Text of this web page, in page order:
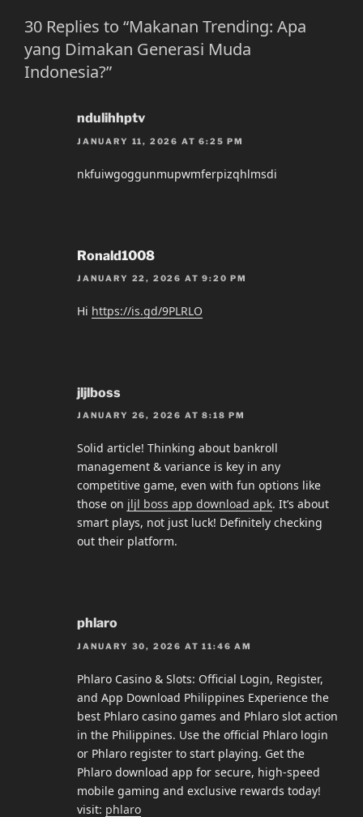
30 Replies to “Makanan Trending: Apa
yang Dimakan Generasi Muda
Indonesia?”
ndulihhptv
JANUARY 11, 2026 AT 6:25 PM
nkfuiwgoggunmupwmferpizqhlmsdi
Ronald1008
JANUARY 22, 2026 AT 9:20 PM
Hi https://is.gd/9PLRLO
jljlboss
JANUARY 26, 2026 AT 8:18 PM
Solid article! Thinking about bankroll
management & variance is key in any
competitive game, even with fun options like
those on jljl boss app download apk. It’s about
smart plays, not just luck! Definitely checking
out their platform.
phlaro
JANUARY 30, 2026 AT 11:46 AM
Phlaro Casino & Slots: Official Login, Register,
and App Download Philippines Experience the
best Phlaro casino games and Phlaro slot action
in the Philippines. Use the official Phlaro login
or Phlaro register to start playing. Get the
Phlaro download app for secure, high-speed
mobile gaming and exclusive rewards today!
visit: phlaro